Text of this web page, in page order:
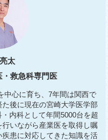
太
・救急科専門医
中心に育ち、7年間は関西で
後に現在の宮崎大学医学部
内科として年間5000台を超
いながら産業医を取得し嘱
患に対応してきた知識を活